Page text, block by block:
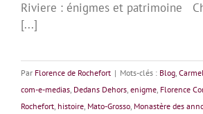
Riviere : énigmes et patrimoine
[...]
Par Florence de Rochefort | Mots-clés : Blog,
com-e-medias, Dedans Dehors, enigme, Florence
Rochefort, histoire, Mato-Grosso, Monastère des